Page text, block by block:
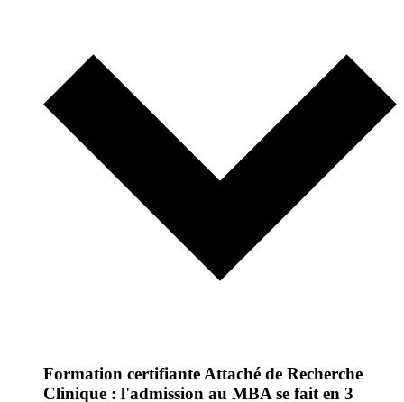
Formation certifiante Attaché de Recherche
Clinique : l'admission au MBA se fait en 3